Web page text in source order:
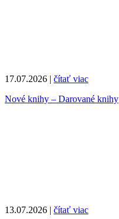
17.07.2026 | čítať viac
Nové knihy – Darované knihy
13.07.2026 | čítať viac